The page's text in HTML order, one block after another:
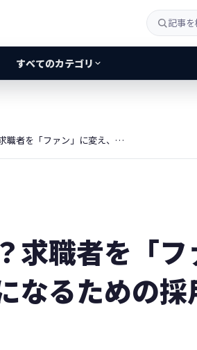
すべてのカテゴリ
採用ファネルとは？求職者を「ファン」に変え、選ばれる企業になるための採用マーケティング実践論
求職者を「
なるための採